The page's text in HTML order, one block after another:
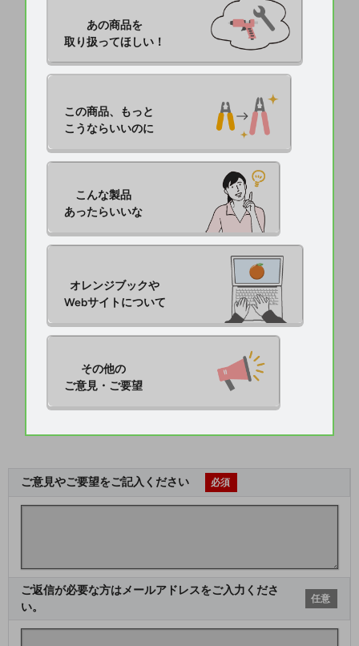
あの商品を
取り扱ってほしい！
この商品、もっと
こうならいいのに
こんな製品
あったらいいな
オレンジブックや
Webサイトについて
その他の
ご意見・ご要望
ご意見やご要望をご記入ください 必須
ご返信が必要な方はメールアドレスをご入力くださ
い。
任意